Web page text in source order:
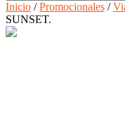
Inicio /Promocionales /
SUNSET.